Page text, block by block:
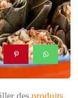
des produits